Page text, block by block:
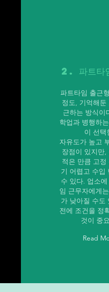
2. 파트타
파트타임 출근
정도, 기억해둔
근하는 방식이
학업과 병행하
이 선택
자유도가 높고
장점이 있지만,
적은 만큼 고정
기 어렵고 수입
수 있다. 업소
임 근무자에게
가 낮아질 수도
전에 조건을 정
것이 중
Read